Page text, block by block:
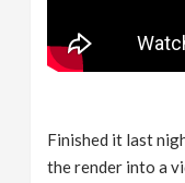
Finished it last
the render into a